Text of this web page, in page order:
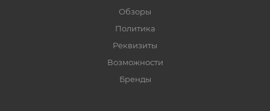
Обзоры
Политика
Реквизиты
Возможности
Бренды